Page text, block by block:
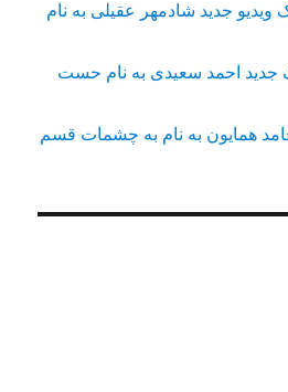
ویدیو جدید شادمهر عقیلی به نام
جدید احمد سعیدی به نام حست
همایون به نام به چشمات قسم